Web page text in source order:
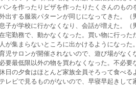
パンを作ったりピザを作ったりたくさんのも
外出する服装パターンが同じになってきた。（
息子が学校に行かなくなり、会話が増えた。（
在宅勤務で、動かなくなった。買い物に行っ
人が集まらないところに出かけるようになった
育児サロンが開催されないので、遊び場がなく
必要最低限以外の物を買わなくなった。不必
休日の夕食はほとんど家族全員そろって食べ
テレビで見るものがないので、早寝早起きし